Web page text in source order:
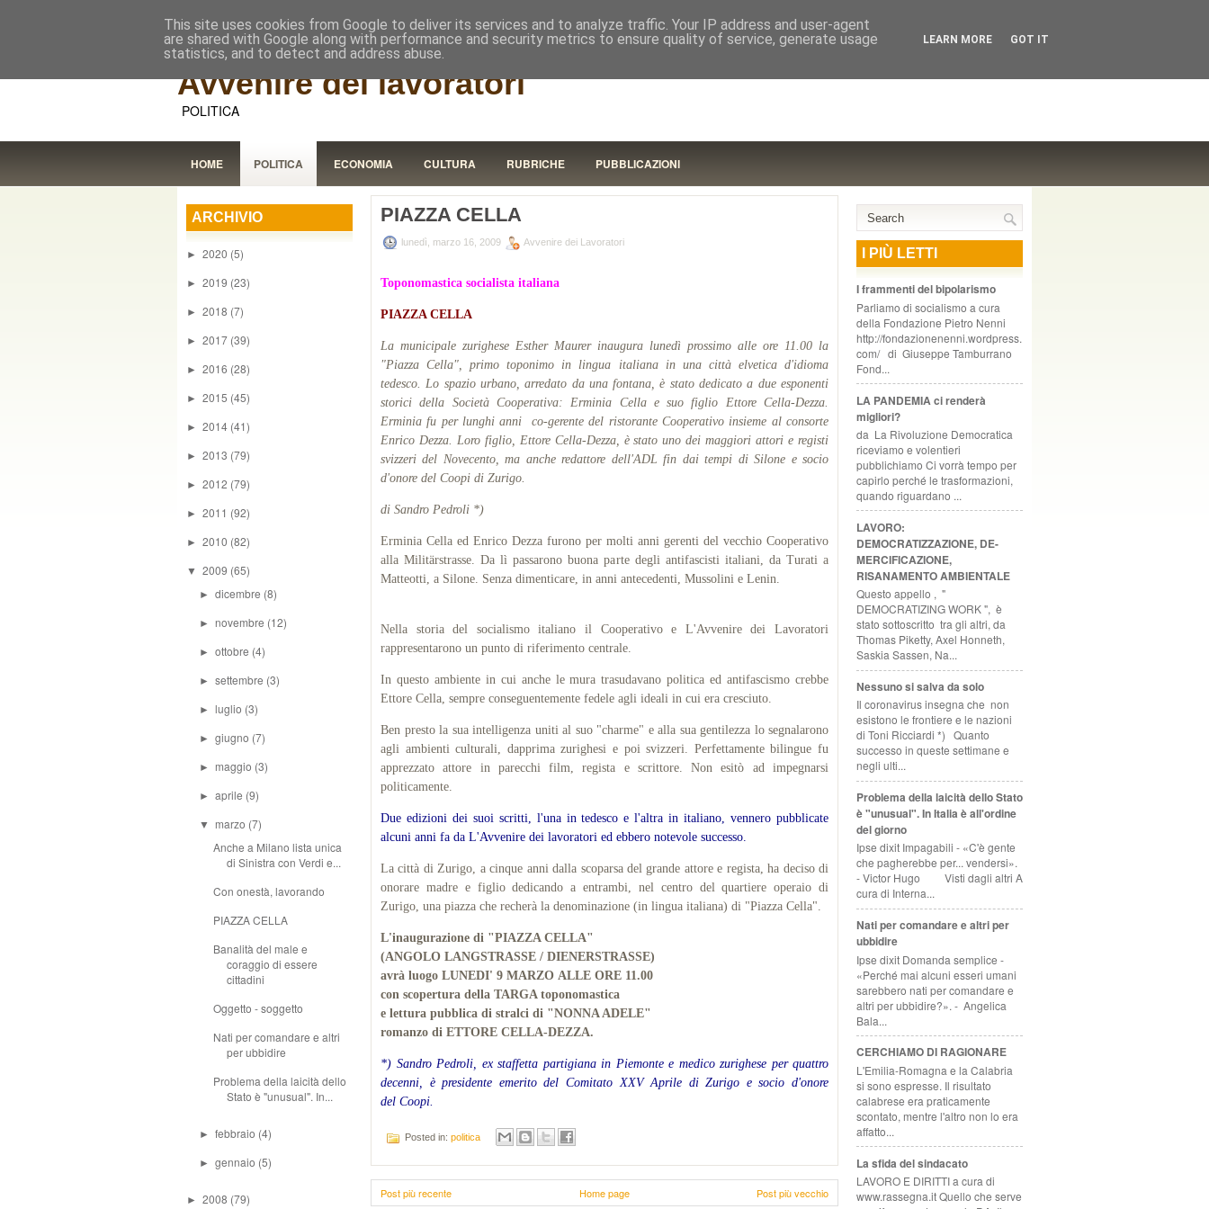
RISTORANTE COOPERATIVO, ZURIGO
Avvenire dei lavoratori
POLITICA
HOME POLITICA ECONOMIA CULTURA RUBRICHE PUBBLICAZIONI
ARCHIVIO
► 2020 (5)
► 2019 (23)
► 2018 (7)
► 2017 (39)
► 2016 (28)
► 2015 (45)
► 2014 (41)
► 2013 (79)
► 2012 (79)
► 2011 (92)
► 2010 (82)
▼ 2009 (65)
►dicembre (8)
►novembre (12)
►ottobre (4)
►settembre (3)
► luglio (3)
►giugno (7)
► maggio (3)
►aprile (9)
▼ marzo (7)
Anche a Milano lista unica
di Sinistra con Verdi e...
Con onestà, lavorando
PIAZZA CELLA
Banalità del male e
coraggio di essere
cittadini
Oggetto - soggetto
Nati per comandare e altri
per ubbidire
Problema della laicità dello
Stato è "unusual". In...
►febbraio (4)
►gennaio (5)
► 2008 (79)
PIAZZA CELLA
lunedì, marzo 16, 2009 Avvenire dei Lavoratori
Toponomastica socialista italiana
PIAZZA CELLA
La municipale zurighese Esther Maurer inaugura lunedì prossimo alle ore 11.00 la
"Piazza Cella", primo toponimo in lingua italiana in una città elvetica d'idioma
tedesco. Lo spazio urbano, arredato da una fontana, è stato dedicato a due esponenti
storici della Società Cooperativa: Erminia Cella e suo figlio Ettore Cella-Dezza.
Erminia fu per lunghi anni co-gerente del ristorante Cooperativo insieme al consorte
Enrico Dezza. Loro figlio, Ettore Cella-Dezza, è stato uno dei maggiori attori e registi
svizzeri del Novecento, ma anche redattore dell'ADL fin dai tempi di Silone e socio
d'onore del Coopi di Zurigo.
di Sandro Pedroli *)
Erminia Cella ed Enrico Dezza furono per molti anni gerenti del vecchio Cooperativo
alla Militärstrasse. Da lì passarono buona parte degli antifascisti italiani, da Turati a
Matteotti, a Silone. Senza dimenticare, in anni antecedenti, Mussolini e Lenin.
Nella storia del socialismo italiano il Cooperativo e L'Avvenire dei Lavoratori
rappresentarono un punto di riferimento centrale.
In questo ambiente in cui anche le mura trasudavano politica ed antifascismo crebbe
Ettore Cella, sempre conseguentemente fedele agli ideali in cui era cresciuto.
Ben presto la sua intelligenza uniti al suo "charme" e alla sua gentilezza lo segnalarono
agli ambienti culturali, dapprima zurighesi e poi svizzeri. Perfettamente bilingue fu
apprezzato attore in parecchi film, regista e scrittore.
Non esitò ad impegnarsi
politicamente.
Due edizioni dei suoi scritti, l'una in tedesco e l'altra in italiano, vennero pubblicate
alcuni anni fa da L'Avvenire dei lavoratori ed ebbero notevole successo.
La città di Zurigo, a cinque anni dalla scoparsa del grande attore e regista, ha deciso di
onorare madre e figlio dedicando a entrambi, nel centro del quartiere operaio di
Zurigo, una piazza che recherà la denominazione (in lingua italiana) di "Piazza Cella".
L'inaugurazione di "PIAZZA CELLA"
(ANGOLO LANGSTRASSE / DIENERSTRASSE)
avrà luogo LUNEDI' 9 MARZO ALLE ORE 11.00
con scopertura della TARGA toponomastica
e lettura pubblica di stralci di "NONNA ADELE"
romanzo di ETTORE CELLA-DEZZA.
*) Sandro Pedroli, ex staffetta partigiana in Piemonte e medico zurighese per quattro
decenni, è presidente emerito del Comitato XXV Aprile di Zurigo e socio d'onore
del Coopi.
Posted in: politica
Post più recente Post più vecchio
Home page
I PIÙ LETTI
I frammenti del bipolarismo
Parliamo di socialismo a cura
della Fondazione Pietro Nenni
http://fondazionenenni.wordpress.
com/ di Giuseppe Tamburrano
Fond...
LA PANDEMIA ci renderà
migliori?
da La Rivoluzione Democratica
riceviamo e volentieri
pubblichiamo Ci vorrà tempo per
capirlo perché le trasformazioni,
quando riguardano ...
LAVORO:
DEMOCRATIZZAZIONE, DE-
MERCIFICAZIONE,
RISANAMENTO AMBIENTALE
Questo appello , "
DEMOCRATIZING WORK ", è
stato sottoscritto tra gli altri, da
Thomas Piketty, Axel Honneth,
Saskia Sassen, Na...
Nessuno si salva da solo
Il coronavirus insegna che non
esistono le frontiere e le nazioni
di Toni Ricciardi *) Quanto
successo in queste settimane e
negli ulti...
Problema della laicità dello Stato
è "unusual". In Italia è all'ordine
del giorno
Ipse dixit Impagabili - «C'è gente
che pagherebbe per... vendersi».
- Victor Hugo Visti dagli altri A
cura di Interna...
Nati per comandare e altri per
ubbidire
Ipse dixit Domanda semplice -
«Perché mai alcuni esseri umani
sarebbero nati per comandare e
altri per ubbidire?». - Angelica
Bala...
CERCHIAMO DI RAGIONARE
L'Emilia-Romagna e la Calabria
si sono espresse. Il risultato
calabrese era praticamente
scontato, mentre l'altro non lo era
affatto...
La sfida del sindacato
LAVORO E DIRITTI a cura di
www.rassegna.it Quello che serve
This site uses cookies from Google to deliver its services and to analyze traffic. Your IP address and user-agent
are shared with Google along with performance and security metrics to ensure quality of service, generate usage
statistics, and to detect and address abuse.
LEARN MORE GOT IT